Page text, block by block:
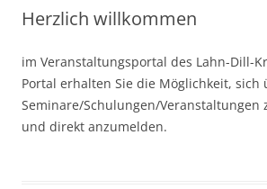
Herzlich willkommen
im Veranstaltungsportal des Lahn-Dill-
Portal erhalten Sie die Möglichkeit, sich
Seminare/Schulungen/Veranstaltungen
und direkt anzumelden.